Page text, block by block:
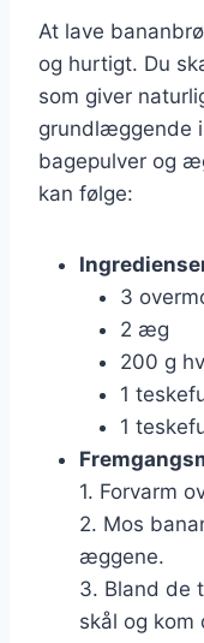
At lave
og hurtigt. Du
som giver
grundlæggende
bagepulver og
kan følge:
3
2 æg
200 g
1
1
1. Forvarm
2. Mos
æggene.
3. Bland de
skål og kom